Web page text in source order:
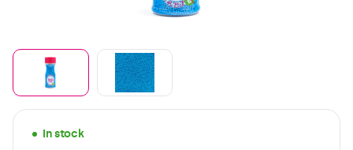
In stock